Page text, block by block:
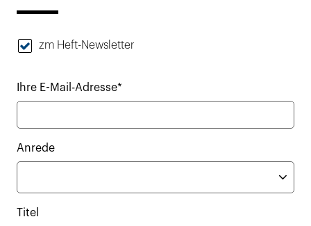
zm Heft-Newsletter
Ihre E-Mail-Adresse*
Anrede
Titel